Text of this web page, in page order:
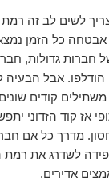
צריך לשים לב זה
כל הזמן
חברות גדולות,
הודלפו. אבל
קודים
אז קוד הזדוני
מדרך כל אם
לשדרג את
אדירים.